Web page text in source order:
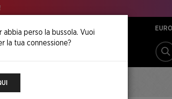
perso la bussola. Vuoi
la tua connessione?